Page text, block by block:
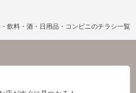
飲料・酒・日用品・コンビニのチラシ一覧